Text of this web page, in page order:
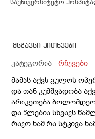
საუნივერსიტეტო
მსგავსი კითხვები
კატეგორია - რჩევები
მამას აქვს გულოს
და თან კუმშვადობა
არიკეთება
და წლებია სხვავს
რავო ხამ რა სტკივა